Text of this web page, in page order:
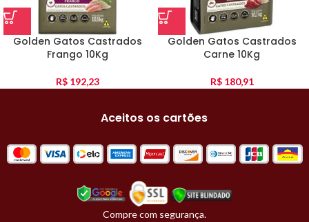
Golden Gatos Castrados
Frango 10Kg
R$192,23
Golden Gatos Castrados
Carne 10Kg
R$180,91
Aceitos os cartões
Compre com segurança.